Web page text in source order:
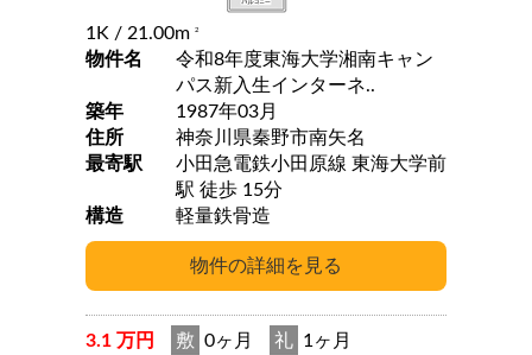
1K / 21.00m 2
物件名
令和8年度東海大学湘南キャン
パス新入生インターネ..
築年
1987年03月
住所
神奈川県秦野市南矢名
最寄駅
小田急電鉄小田原線 東海大学前
駅 徒歩 15分
構造
軽量鉄骨造
3.1 万円 敷 0ヶ月 礼 1ヶ月